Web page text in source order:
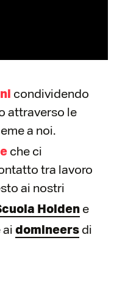
condividendo
attraverso le
a noi.
che ci
tra lavoro
ai nostri
Holden e
domineers di